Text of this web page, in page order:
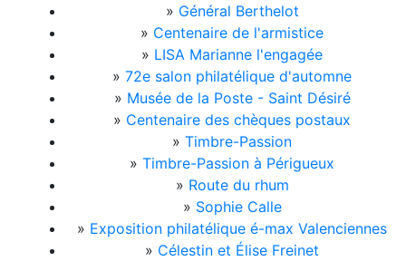
» Général Berthelot
» Centenaire de l'armistice
» LISA Marianne l'engagée
» 72e salon philatélique d'automne
» Musée de la Poste - Saint Désiré
» Centenaire des chèques postaux
» Timbre-Passion
» Timbre-Passion à Périgueux
» Route du rhum
» Sophie Calle
» Exposition philatélique é-max Valenciennes
» Célestin et Élise Freinet